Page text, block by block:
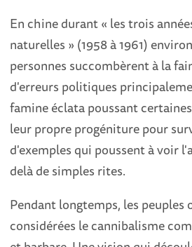
En chine durant « les trois
naturelles » (1958 à 1961)
personnes succombèrent à la
d'erreurs politiques
famine éclata poussant
leur propre progéniture pour
d'exemples qui poussent à voir
delà de simples rites.
Pendant longtemps, les
considérées le cannibalisme